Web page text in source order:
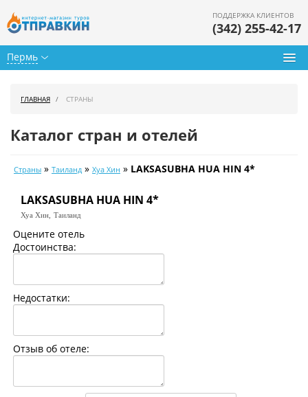
Пермь
ПОДДЕРЖКА КЛИЕНТОВ
(342) 255-42-17
Календарь туров
Цены дня
Страны
ГЛАВНАЯ СТРАНЫ
Каталог стран и отелей
Страны » Таиланд » Хуа Хин » LAKSASUBHA HUA HIN 4*
LAKSASUBHA HUA HIN 4*
Хуа Хин, Таиланд
Оцените отель
Достоинства:
Недостатки:
Отзыв об отеле: